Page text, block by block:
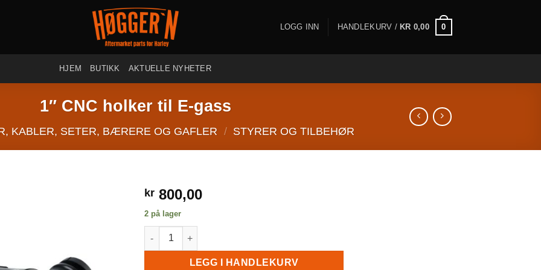
LOGG INN HANDLEKURV / KR 0,00 0
HJEM BUTIKK AKTUELLE NYHETER
1″ CNC holker til E-gass
KABLER, SETER, BÆRERE OG GAFLER / STYRER OG TILBEHØR
kr 800,00
2 på lager
1" CNC holker til E-gass antall
LEGG I HANDLEKURV